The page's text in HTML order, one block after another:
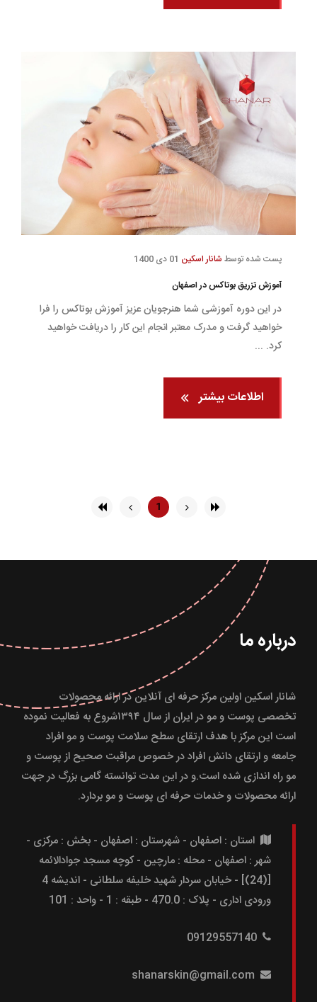
پست شده توسط شانار اسکین
آموزش تزریق بوتاکس در اصفهان
در این دوره آموزشی شما هنرجویان عزیز آموزش بوتاکس را فرا
خواهید گرفت و مدرک معتبر انجام این کار را دریافت خواهید
کرد. ...
اطلاعات بیشتر
1
درباره ما
شانار اسکین اولین مرکز حرفه ای آنلاین در ارائه محصولات
تخصصی پوست و مو در ایران از سال ۱۳۹۴شروع به فعالیت نموده
است این مرکز با هدف ارتقای سطح سلامت پوست و مو افراد
جامعه و ارتقای دانش افراد در خصوص مراقبت صحیح از پوست و
مو راه اندازی شده است.و در این مدت توانسته گامی بزرگ در جهت
ارائه محصولات و خدمات حرفه ای پوست و مو بردارد.
استان : اصفهان - شهرستان : اصفهان - بخش : مرکزی -
شهر : اصفهان - محله : مارچین - کوچه مسجد جوادالائمه
[(24)] - خیابان سردار شهید خلیفه سلطانی - اندیشه 4
ورودی اداری - پلاک : 470.0 - طبقه : 1 - واحد : 101
09129557140
shanarskin@gmail.com